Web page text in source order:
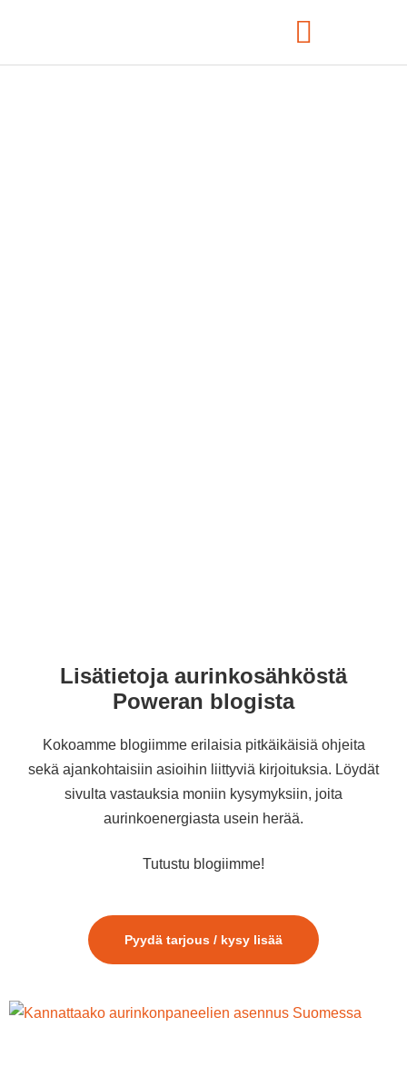
Lisätietoja aurinkosähköstä
Poweran blogista
Kokoamme blogiimme erilaisia pitkäikäisiä ohjeita
sekä ajankohtaisiin asioihin liittyviä kirjoituksia. Löydät
sivulta vastauksia moniin kysymyksiin, joita
aurinkoenergiasta usein herää.
Tutustu blogiimme!
Pyydä tarjous / kysy lisää